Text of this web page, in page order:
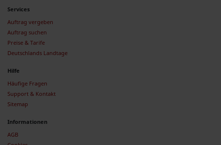
Services
Auftrag vergeben
Auftrag suchen
Preise & Tarife
Deutschlands Landtage
Hilfe
Häufige Fragen
Support & Kontakt
Sitemap
Informationen
AGB